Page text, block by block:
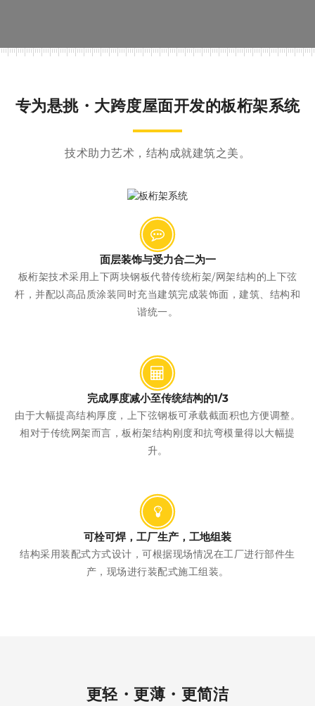
专为悬挑・大跨度屋面开发的板桁架系统
技术助力艺术，结构成就建筑之美。
面层装饰与受力合二为一
板桁架技术采用上下两块钢板代替传统桁架/网架结构的上下弦
杆，并配以高品质涂装同时充当建筑完成装饰面，建筑、结构和
谐统一。
完成厚度减小至传统结构的1/3
由于大幅提高结构厚度，上下弦钢板可承载截面积也方便调整。
相对于传统网架而言，板桁架结构刚度和抗弯模量得以大幅提
升。
可栓可焊，工厂生产，工地组装
结构采用装配式方式设计，可根据现场情况在工厂进行部件生
产，现场进行装配式施工组装。
更轻・更薄・更简洁